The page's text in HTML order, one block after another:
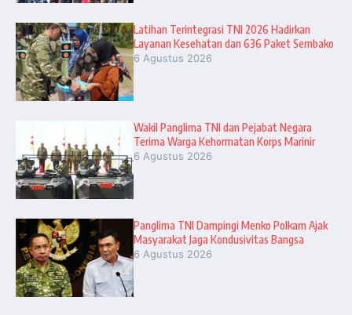
Latihan Terintegrasi TNI 2026 Hadirkan
Layanan Kesehatan dan 636 Paket Sembako
6 Agustus 2026
Wakil Panglima TNI dan Pejabat Negara
Terima Warga Kehormatan Korps Marinir
6 Agustus 2026
Panglima TNI Dampingi Menko Polkam Ajak
Masyarakat Jaga Kondusivitas Bangsa
6 Agustus 2026